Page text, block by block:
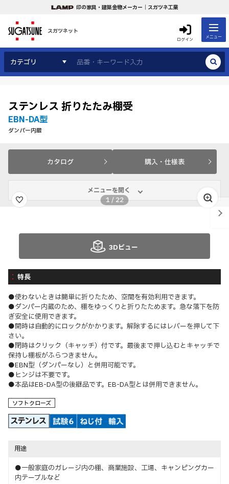
印の家具・建築金物メーカー｜スガツネ工業
スガツネット
ログイン メニュー
カテゴリ
ステンレス 折りたたみ棚受
EBN-DA型
ダンパー内蔵
カタログ 購入・仕様表
メニューを開く
1 / 22
3Dビュー
特長
●使わないときは簡単に折りたため、空間を有効利用できます。
●ダンパー内蔵のため、棚をゆっくりと折りたためます。急な落下を防
ぎ安全に使用できます。
●開時は自動的にロックがかかります。解除するにはレバーを押して下
さい。
●閉時はクリック（キャッチ）付です。最後まで押し込むとキャッチで
保持し棚板がふらつきません。
●EBN型（ダンパーなし）と併用可能です。
●ヒンジは不要です。
●本品はEB-DA型の後継品です。EB-DA型とは併用できません。
ソフトクローズ
用途
●一般家庭のガレージ内の棚、商業施設、工場、キャンピングカー
内テーブルなど